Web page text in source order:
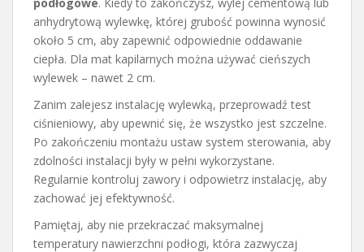
anhydrytową wylewkę, której grubość powinna wynosić
około 5 cm, aby zapewnić odpowiednie oddawanie
ciepła. Dla mat kapilarnych można używać cieńszych
wylewek – nawet 2 cm.
Zanim zalejesz instalację wylewką, przeprowadź test
ciśnieniowy, aby upewnić się, że wszystko jest szczelne.
Po zakończeniu montażu ustaw system sterowania, aby
zdolności instalacji były w pełni wykorzystane.
Regularnie kontroluj zawory i odpowietrz instalację, aby
zachować jej efektywność.
Pamiętaj, aby nie przekraczać maksymalnej
temperatury nawierzchni podłogi, która zazwyczaj